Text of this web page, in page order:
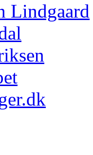
Lindgaard